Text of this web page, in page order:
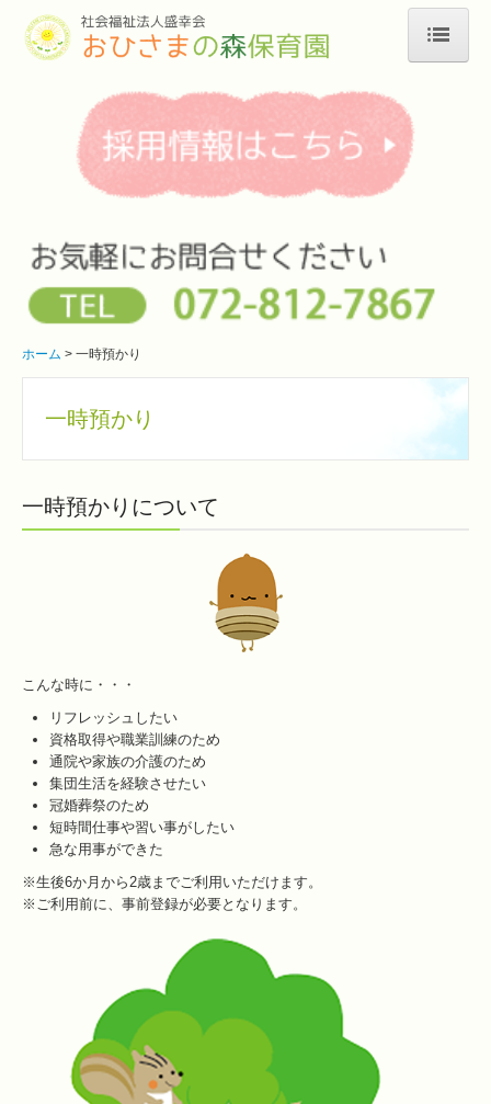
園のご案内
年間行事
一時預かり
エントリーフォーム
お問合せ
ホーム 一時預かり
一時預かり
一時預かりについて
こんな時に・・・
リフレッシュしたい
資格取得や職業訓練のため
通院や家族の介護のため
集団生活を経験させたい
冠婚葬祭のため
短時間仕事や習い事がしたい
急な用事ができた
※生後6か月から2歳までご利用いただけます。
※ご利用前に、事前登録が必要となります。